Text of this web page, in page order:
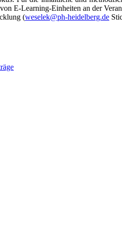
E-Learning-Einheiten an der
(weselek@ph-heidelberg.de